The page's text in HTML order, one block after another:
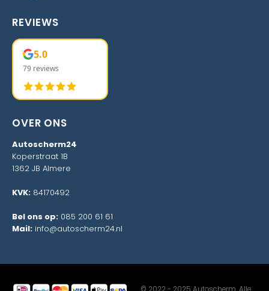
REVIEWS
5.0
79 reviews
OVER ONS
Autoscherm24
Koperstraat 1B
1362 JB Almere
KVK: 84170492
Bel ons op: 085 200 61 61
Mail: info@autoscherm24.nl
© 2022 - 2025 Autoscherm. Alle